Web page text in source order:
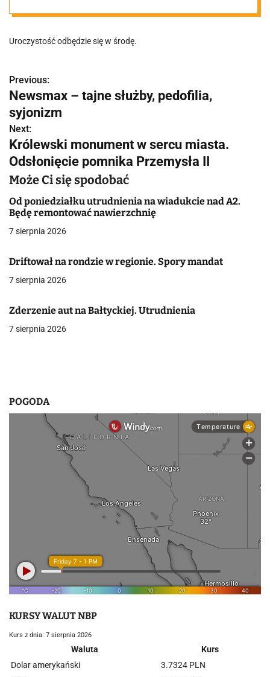
pomnik
Uroczystość odbędzie się w środę.
N
a
w
i
g
a
c
a
p
i
Previous:
Newsmax – tajne służby, pedofilia,
syjonizm
Next:
Królewski monument w sercu miasta.
Odsłonięcie pomnika Przemysła II
Może Ci się spodobać
Od poniedziałku utrudnienia na wiadukcie nad A2.
Będę remontować nawierzchnię
7 sierpnia 2026
Driftował na rondzie w regionie. Spory mandat
7 sierpnia 2026
Zderzenie aut na Bałtyckiej. Utrudnienia
7 sierpnia 2026
POGODA
KURSY WALUT NBP
Kurs z dnia: 7 sierpnia 2026
Waluta
Kurs
Dolar amerykański
3.7324 PLN